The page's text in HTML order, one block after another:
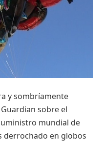
y sombríamente
sobre el
mundial de
derrochado en globos